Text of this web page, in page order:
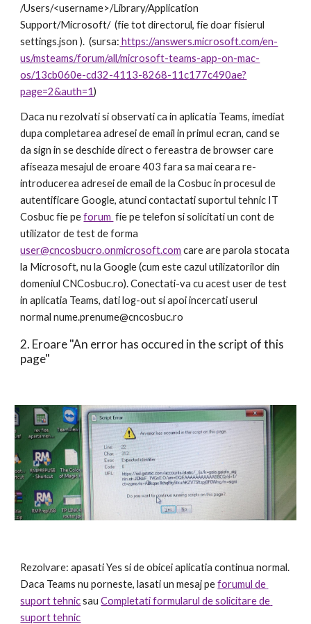
/Users/<username>/Library/Application
Support/Microsoft/  (fie tot directorul, fie doar fisierul
settings.json ). (sursa: https://answers.microsoft.com/en-
us/msteams/forum/all/microsoft-teams-app-on-mac-
os/13cb060e-cd32-4113-8268-11c177c490ae?
page=2&auth=1)
Daca nu rezolvati si observati ca in aplicatia Teams, imediat
dupa completarea adresei de email in primul ecran, cand se
da sign in se deschide direct o fereastra de browser care
afiseaza mesajul de eroare 403 fara sa mai ceara re-
introducerea adresei de email de la Cosbuc in procesul de
autentificare Google, atunci contactati suportul tehnic IT
Cosbuc fie pe forum fie pe telefon si solicitati un cont de
user@cncosbucro.onmicrosoft.com care are parola stocata
la Microsoft, nu la Google (cum este cazul utilizatorilor din
domeniul CNCosbuc.ro). Conectati-va cu acest user de test
in aplicatia Teams, dati log-out si apoi incercati userul
normal nume.prenume@cncosbuc.ro
2. Eroare "An error has occured in the script of this
page"
Rezolvare: apasati Yes si de obicei aplicatia continua normal.
Daca Teams nu porneste, lasati un mesaj pe forumul de
suport tehnic sau Completati formularul de solicitare de
suport tehnic